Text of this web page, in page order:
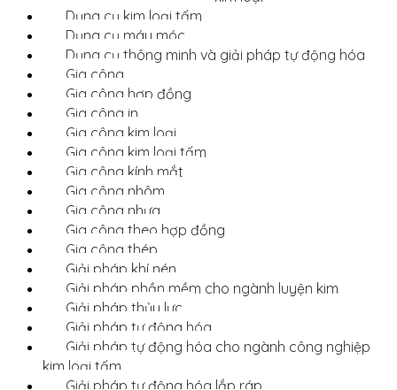
Dụng cụ kim loại tấm
Dụng cụ máy móc
Dụng cụ thông minh và giải pháp tự động hóa
Gia công
Gia công hợp đồng
Gia công in
Gia công kim loại
Gia công kim loại tấm
Gia công kính mắt
Gia công nhôm
Gia công nhựa
Gia công theo hợp đồng
Gia công thép
Giải pháp khí nén
Giải pháp phần mềm cho ngành luyện kim
Giải pháp thủy lực
Giải pháp tự động hóa
Giải pháp tự động hóa cho ngành công nghiệp
kim loại tấm
Giải pháp tự động hóa lắp ráp